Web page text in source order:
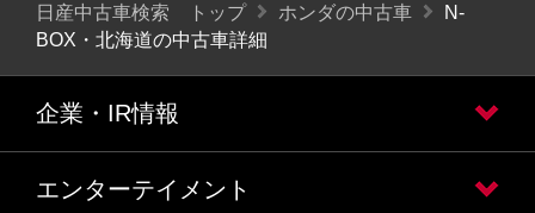
日産中古車検索 トップ ホンダの中古車
N-
BOX・北海道の中古車詳細
企業・IR情報
エンターテイメント